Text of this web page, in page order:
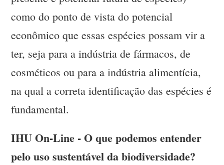
como do ponto de vista do potencial
econômico que essas espécies possam vir a
ter, seja para a indústria de fármacos, de
cosméticos ou para a indústria alimentícia,
na qual a correta identificação das espécies é
fundamental.
IHU On-Line - O que podemos entender
pelo uso sustentável da biodiversidade?